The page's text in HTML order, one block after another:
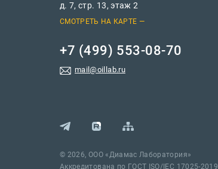
д. 7, стр. 13, этаж 2
СМОТРЕТЬ НА КАРТЕ
+7 (499) 553-08-70
mail@oillab.ru
© 2026, ООО «Диамас Лаборатория»
Аккредитована по ГОСТ ISO/IEC 17025-2019